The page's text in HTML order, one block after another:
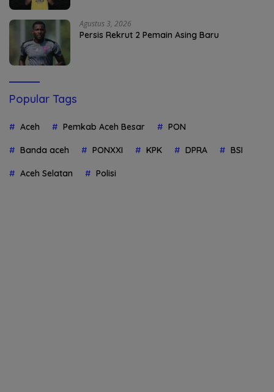
Agustus 3, 2026
Persis Rekrut 2 Pemain Asing Baru
Popular Tags
Aceh Pemkab Aceh Besar PON
Banda aceh PONXXI KPK DPRA BSI
Aceh Selatan Polisi